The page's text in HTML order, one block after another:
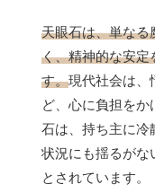
天眼石は、単なる
く、精神的な安定
す。現代社会は、
ど、心に負担を
石は、持ち主に冷
状況にも揺るがな
とされています。